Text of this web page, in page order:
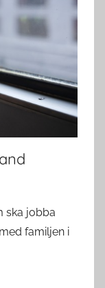
ska jobba
familjen i